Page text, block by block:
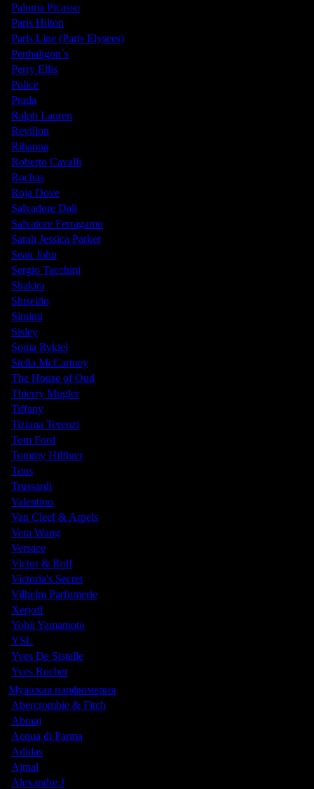
Paloma Picasso
Paris Hilton
Paris Line (Paris Elysees)
Penhaligon`s
Perry Ellis
Police
Prada
Ralph Lauren
Revillon
Rihanna
Roberto Cavalli
Rochas
Roja Dove
Salvadore Dali
Salvatore Ferragamo
Sarah Jessica Parker
Sean John
Sergio Tacchini
Shakira
Shiseido
Simimi
Sisley
Sonia Rykiel
Stella McCartney
The House of Oud
Thierry Mugler
Tiffany
Tiziana Terenzi
Tom Ford
Tommy Hilfiger
Tous
Trussardi
Valentino
Van Cleef & Arpels
Vera Wang
Versace
Victor & Rolf
Victoria's Secret
Vilhelm Parfumerie
Xerjoff
Yohji Yamamoto
YSL
Yves De Sistelle
Yves Rocher
Мужская парфюмерия
Abercrombie & Fitch
Abraaj
Acqua di Parma
Adidas
Ajmal
Alexandre.J